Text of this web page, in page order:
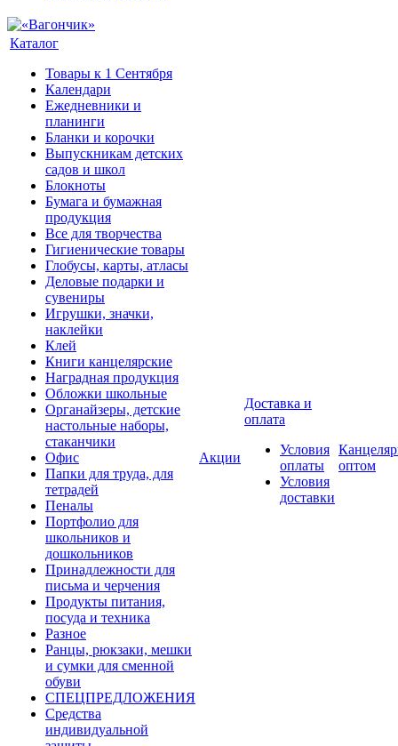
Каталог
Товары к 1 Сентября
Календари
Ежедневники и
планинги
Бланки и корочки
Выпускникам детских
садов и школ
Блокноты
Бумага и бумажная
продукция
Все для творчества
Гигиенические товары
Глобусы, карты, атласы
Деловые подарки и
сувениры
Игрушки, значки,
наклейки
Клей
Книги канцелярские
Наградная продукция
Обложки школьные
Органайзеры, детские
настольные наборы,
стаканчики
Офис
Папки для труда, для
тетрадей
Пеналы
Портфолио для
школьников и
дошкольников
Принадлежности для
письма и черчения
Продукты питания,
посуда и техника
Разное
Ранцы, рюкзаки, мешки
и сумки для сменной
обуви
СПЕЦПРЕДЛОЖЕНИЯ
Средства
индивидуальной
Акции
Доставка и
оплата
Условия
оплаты
Условия
доставки
оптом